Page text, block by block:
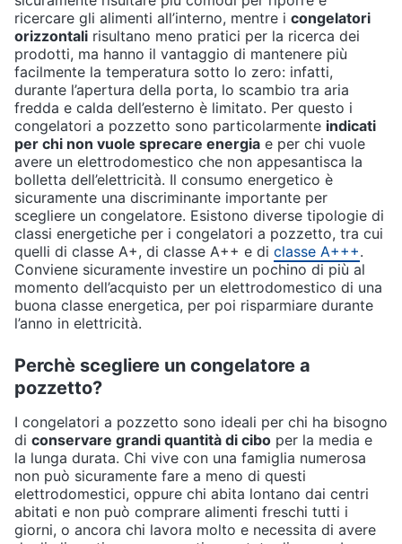
ricercare gli alimenti all’interno, mentre i congelatori
orizzontali risultano meno pratici per la ricerca dei
prodotti, ma hanno il vantaggio di mantenere più
facilmente la temperatura sotto lo zero: infatti,
durante l’apertura della porta, lo scambio tra aria
fredda e calda dell’esterno è limitato. Per questo i
congelatori a pozzetto sono particolarmente indicati
per chi non vuole sprecare energia e per chi vuole
avere un elettrodomestico che non appesantisca la
bolletta dell’elettricità. Il consumo energetico è
sicuramente una discriminante importante per
scegliere un congelatore. Esistono diverse tipologie di
classi energetiche per i congelatori a pozzetto, tra cui
quelli di classe A+, di classe A++ e di classe A+++.
Conviene sicuramente investire un pochino di più al
momento dell’acquisto per un elettrodomestico di una
buona classe energetica, per poi risparmiare durante
l’anno in elettricità.
Perchè scegliere un congelatore a
pozzetto?
I congelatori a pozzetto sono ideali per chi ha bisogno
di conservare grandi quantità di cibo per la media e
la lunga durata. Chi vive con una famiglia numerosa
non può sicuramente fare a meno di questi
elettrodomestici, oppure chi abita lontano dai centri
abitati e non può comprare alimenti freschi tutti i
giorni, o ancora chi lavora molto e necessita di avere